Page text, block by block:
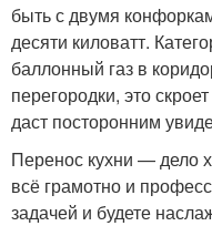
быть с двумя
десяти киловатт.
баллонный газ в
перегородки, это
даст посторонним
Перенос кухни — дело
всё грамотно и
задачей и будете